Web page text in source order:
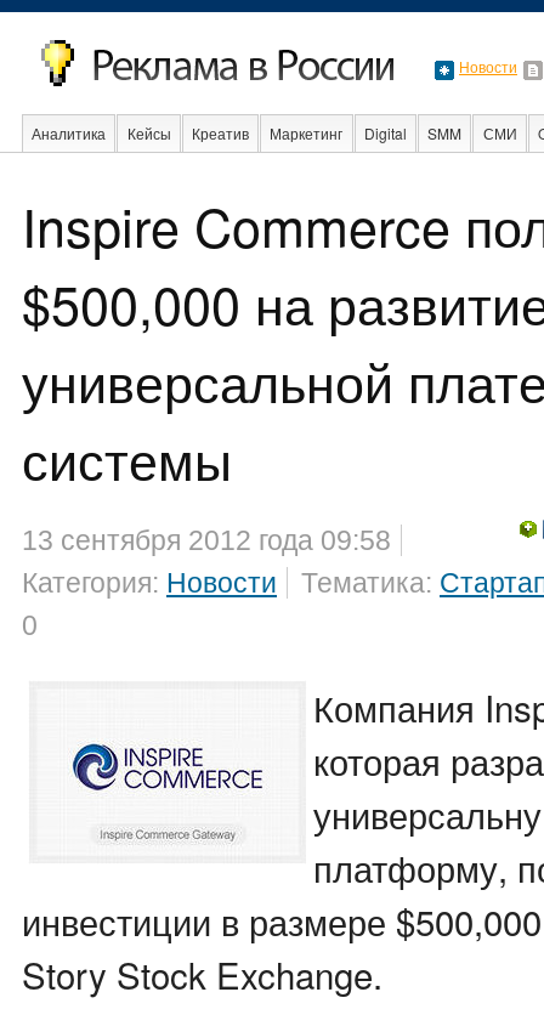
Новости
Аналитика Кейсы Креатив Маркетинг Digital SMM СМИ
Inspire Commerce
$500,000 на
универсальной
системы
13 сентября 2012 года 09:58
Категория: Новости Тематика:
0
Компания
которая
платформу,
инвестиции в размере
Story Stock Exchange.